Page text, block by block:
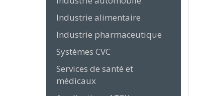
Industrie alimentaire
Industrie pharmaceutique
Systèmes CVC
Services de santé et
médicaux